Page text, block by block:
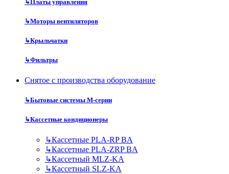
↳Платы управления
↳Моторы вентиляторов
↳Крыльчатки
↳Фильтры
Снятое с производства оборудование
↳Бытовые системы M-серии
↳Кассетные кондиционеры
↳Кассетные PLA-RP BA
↳Кассетные PLA-ZRP BA
↳Кассетный MLZ-KA
↳Кассетный SLZ-KA